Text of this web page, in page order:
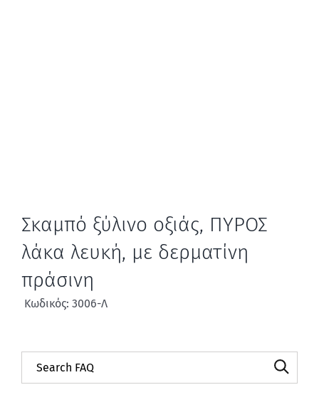
Σκαμπό ξύλινο οξιάς, ΠΥΡΟΣ
λάκα λευκή, με δερματίνη
πράσινη
Κωδικός: 3006-Λ